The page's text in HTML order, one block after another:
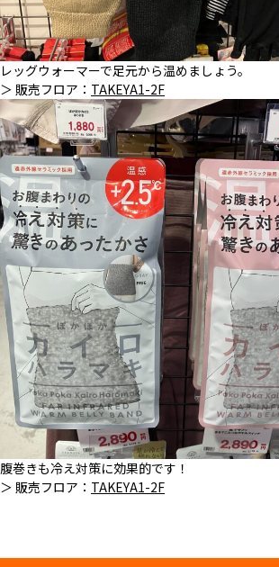
レッグウォーマーで足元から温めましょう。
＞ 販売フロア： TAKEYA1-2F
腹巻きも冷え対策に効果的です！
＞ 販売フロア： TAKEYA1-2F